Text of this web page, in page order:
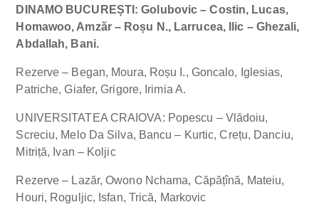
DINAMO BUCUREȘTI: Golubovic – Costin, Lucas,
Homawoo, Amzăr – Roșu N., Larrucea, Ilic – Ghezali,
Abdallah, Bani.
Rezerve – Began, Moura, Roșu I., Goncalo, Iglesias,
Patriche, Giafer, Grigore, Irimia A.
UNIVERSITATEA CRAIOVA: Popescu – Vlădoiu,
Screciu, Melo Da Silva, Bancu – Kurtic, Crețu, Danciu,
Mitriță, Ivan – Koljic
Rezerve – Lazăr, Owono Nchama, Căpățînă, Mateiu,
Houri, Roguljic, Isfan, Trică, Markovic